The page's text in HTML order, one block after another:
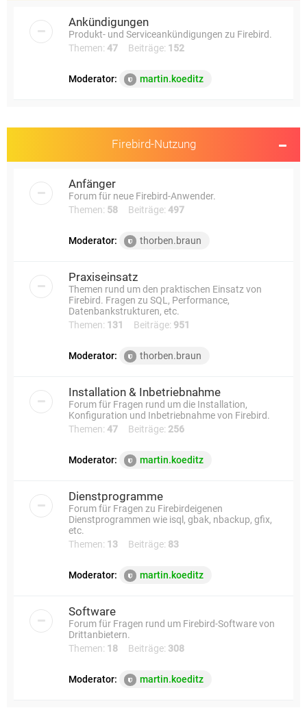
Ankündigungen
Produkt- und Serviceankündigungen zu Firebird.
Themen: 47 Beiträge: 152
Moderator: martin.koeditz
Firebird-Nutzung
Anfänger
Forum für neue Firebird-Anwender.
Themen: 58 Beiträge: 497
Moderator: thorben.braun
Praxiseinsatz
Themen rund um den praktischen Einsatz von
Firebird. Fragen zu SQL, Performance,
Datenbankstrukturen, etc.
Themen: 131 Beiträge: 951
Moderator: thorben.braun
Installation & Inbetriebnahme
Forum für Fragen rund um die Installation,
Konfiguration und Inbetriebnahme von Firebird.
Themen: 47 Beiträge: 256
Moderator: martin.koeditz
Dienstprogramme
Forum für Fragen zu Firebirdeigenen
Dienstprogrammen wie isql, gbak, nbackup, gfix,
etc.
Themen: 13 Beiträge: 83
Moderator: martin.koeditz
Software
Forum für Fragen rund um Firebird-Software von
Drittanbietern.
Themen: 18 Beiträge: 308
Moderator: martin.koeditz